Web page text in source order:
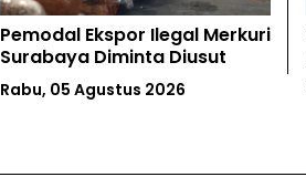
Warga Morosi Gugat Smelter
Nikel Rp42,7 Miliar
Rabu, 05 Agustus 2026